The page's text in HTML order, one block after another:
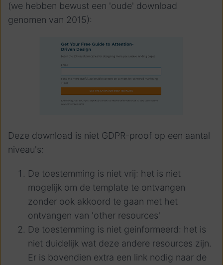
(we hebben bewust een 'oude' download
genomen van 2015):
Deze download is niet GDPR-proof op een aantal
niveau's:
De toestemming is niet vrij: het is niet
mogelijk om de template te ontvangen
zonder ook akkoord te gaan met het
ontvangen van 'other resources'
De toestemming is niet geinformeerd: het is
niet duidelijk wat deze andere resources zijn.
Er is bovendien extra een link nodig naar de